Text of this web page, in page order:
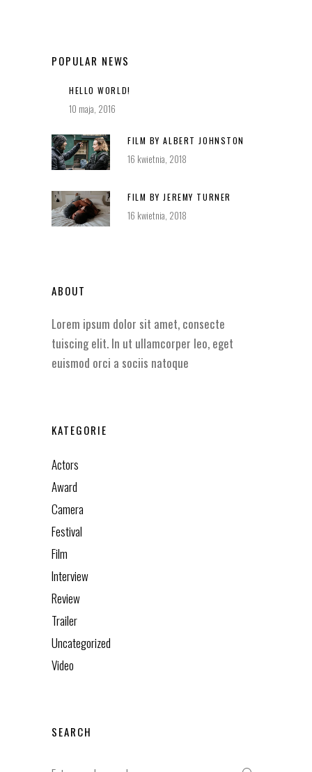
POPULAR NEWS
HELLO WORLD!
10 maja, 2016
FILM BY ALBERT JOHNSTON
16 kwietnia, 2018
FILM BY JEREMY TURNER
16 kwietnia, 2018
ABOUT
Lorem ipsum dolor sit amet, consecte
tuiscing elit. In ut ullamcorper leo, eget
euismod orci a sociis natoque
KATEGORIE
Actors
Award
Camera
Festival
Film
Interview
Review
Trailer
Uncategorized
Video
SEARCH